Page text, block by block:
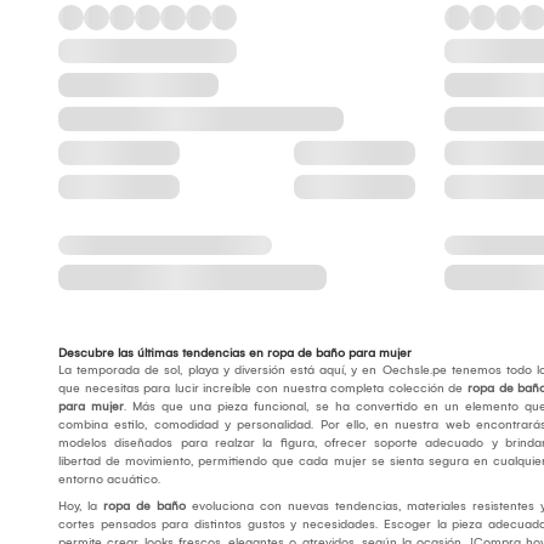
Descubre las últimas tendencias en ropa de baño para mujer
La temporada de sol, playa y diversión está aquí, y en Oechsle.pe tenemos todo
que necesitas para lucir increíble con nuestra completa colección de ropa de
para mujer. Más que una pieza funcional, se ha convertido en un elemento
combina estilo, comodidad y personalidad. Por ello, en nuestra web
modelos diseñados para realzar la figura, ofrecer soporte adecuado y
libertad de movimiento, permitiendo que cada mujer se sienta segura en
entorno acuático.
Hoy, la ropa de baño evoluciona con nuevas tendencias, materiales resistentes
cortes pensados para distintos gustos y necesidades. Escoger la pieza